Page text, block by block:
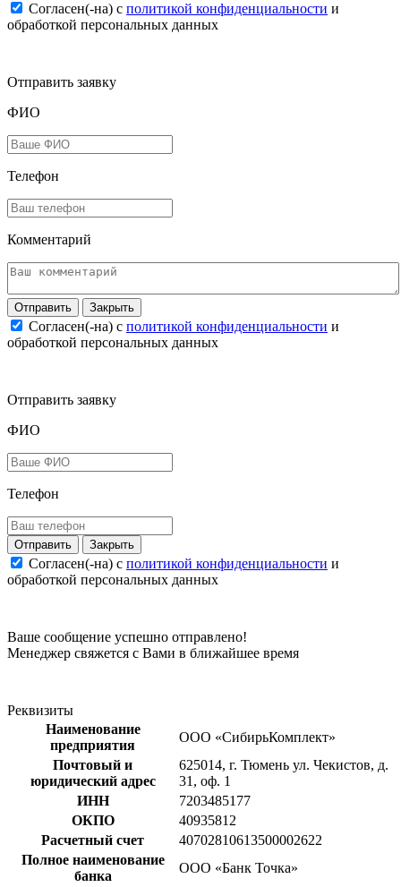
Согласен(-на) c политикой конфиденциальности и
обработкой персональных данных
Отправить заявку
ФИО
Телефон
Комментарий
Закрыть
Согласен(-на) c политикой конфиденциальности и
обработкой персональных данных
Отправить заявку
ФИО
Телефон
Закрыть
Согласен(-на) c политикой конфиденциальности и
обработкой персональных данных
Ваше сообщение успешно отправлено!
Менеджер свяжется с Вами в ближайшее время
Реквизиты
Наименование
предприятия
ООО «СибирьКомплект»
Почтовый и
юридический адрес
625014, г. Тюмень ул. Чекистов, д.
31, оф. 1
ИНН
7203485177
ОКПО
40935812
Расчетный счет
40702810613500002622
Полное наименование
банка
ООО «Банк Точка»